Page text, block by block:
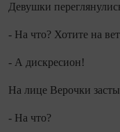
Девушки
- На что? Хотите на
- А дискресион!
На лице Верочки
- На что?